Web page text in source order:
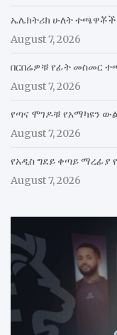
ኤሌክትሪክ ሁለት ተጫዋቾች
August 7, 2026
በርበሬዎቹ የፊት መስመር
August 7, 2026
የጣና ሞገዶቹ የአማካዩን
August 7, 2026
የአዲስ ግደይ ቀጣይ ማረፊያ
August 7, 2026